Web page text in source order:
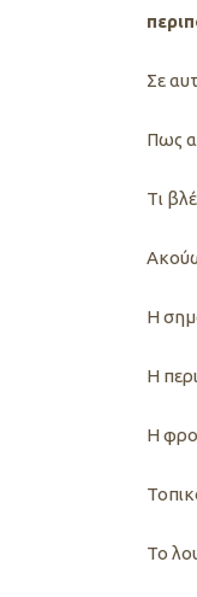
Σε
Πως
Tι
Η
Η
H
Το